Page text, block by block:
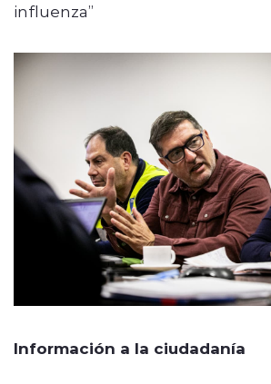
influenza”
Información a la ciudadanía